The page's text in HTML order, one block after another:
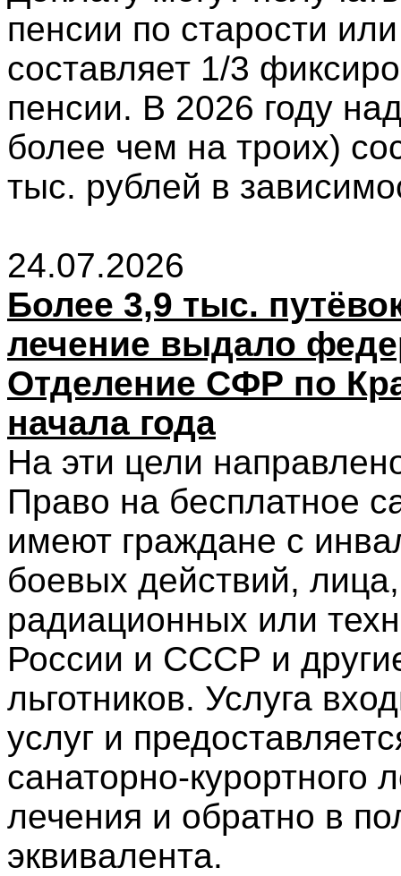
пенсии по старости
составляет 1/3
пенсии. В 2026 году
более чем на троих)
тыс. рублей в
24.07.2026
Более 3,9 тыс.
лечение выдало
Отделение СФР по
начала года
На эти цели
Право на бесплатное
имеют граждане с
боевых действий,
радиационных или
России и СССР и
льготников. Услуга
услуг и
санаторно-курортного
лечения и обратно в
эквивалента.